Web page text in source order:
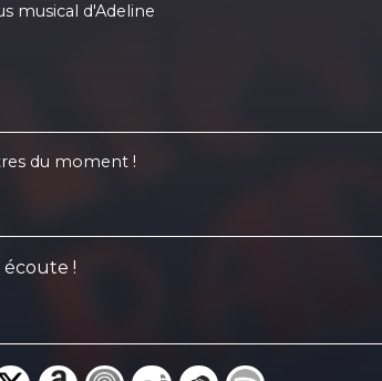
musical d'Adeline
du moment !
écoute !